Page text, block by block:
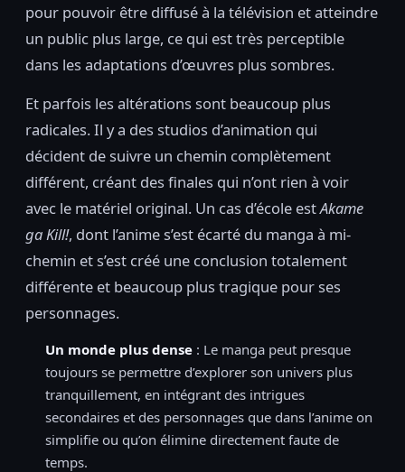
pour pouvoir être diffusé à la télévision et atteindre
un public plus large, ce qui est très perceptible
dans les adaptations d’œuvres plus sombres.
Et parfois les altérations sont beaucoup plus
radicales. Il y a des studios d’animation qui
décident de suivre un chemin complètement
différent, créant des finales qui n’ont rien à voir
avec le matériel original. Un cas d’école estAkame
ga Kill!, dont l’anime s’est écarté du manga à mi-
chemin et s’est créé une conclusion totalement
différente et beaucoup plus tragique pour ses
personnages.
Un monde plus dense : Le manga peut presque
toujours se permettre d’explorer son univers plus
tranquillement, en intégrant des intrigues
secondaires et des personnages que dans l’anime on
simplifie ou qu’on élimine directement faute de
temps.